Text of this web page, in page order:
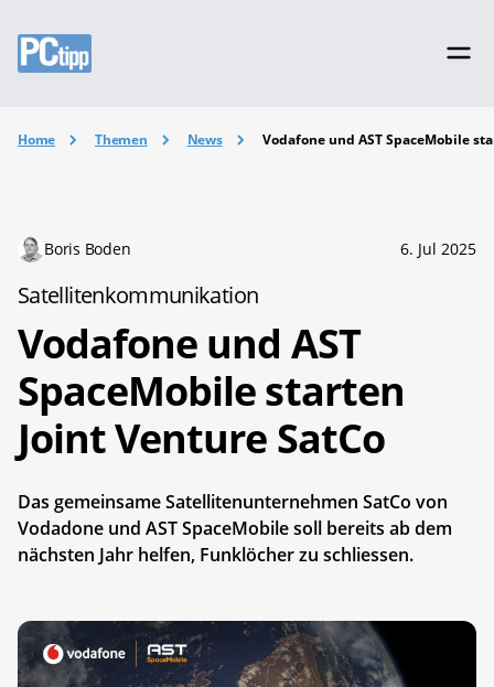
Home Themen News Vodafone und AST SpaceMobile
Boris Boden 6. Jul 2025
Satellitenkommunikation
Vodafone und AST
SpaceMobile starten
Joint Venture SatCo
Das gemeinsame Satellitenunternehmen SatCo von
Vodadone und AST SpaceMobile soll bereits ab dem
nächsten Jahr helfen, Funklöcher zu schliessen.